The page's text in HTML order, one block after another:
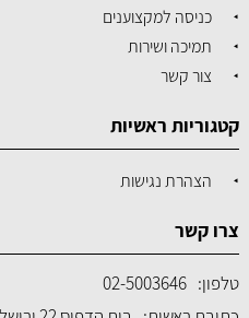
כניסה למקצוענים
תמיכה ושירות
צור קשר
קטגוריות ראשיות
הצהרת נגישות
צרו קשר
טלפון: 02-5003646